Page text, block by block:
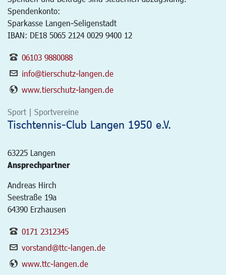
Spendenkonto:
Sparkasse Langen-Seligenstadt
IBAN: DE18 5065 2124 0029 9400 12
06103 9880088
info@tierschutz-langen.de
www.tierschutz-langen.de
Sport | Sportvereine
Tischtennis-Club Langen 1950 e.V.
63225 Langen
Ansprechpartner
Andreas Hirch
Seestraße 19a
64390 Erzhausen
0171 2312345
vorstand@ttc-langen.de
www.ttc-langen.de